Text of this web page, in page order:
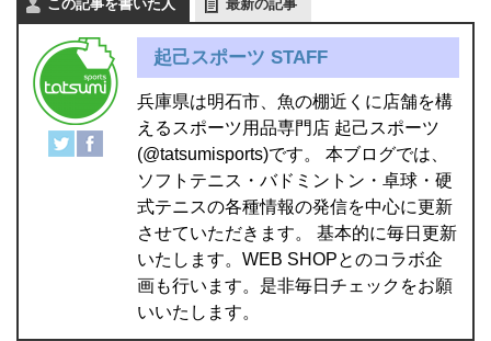
この記事を書いた人 最新の記事
起己スポーツ STAFF
兵庫県は明石市、魚の棚近くに店舗を構
えるスポーツ用品専門店 起己スポーツ
(@tatsumisports)です。 本ブログでは、
ソフトテニス・バドミントン・卓球・硬
式テニスの各種情報の発信を中心に更新
させていただきます。 基本的に毎日更新
いたします。WEB SHOPとのコラボ企
画も行います。是非毎日チェックをお願
いいたします。